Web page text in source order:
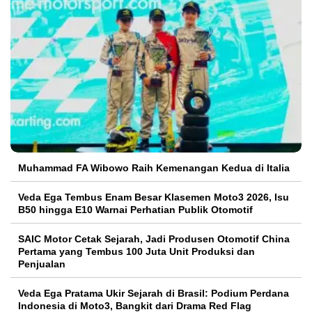
Muhammad FA Wibowo Raih Kemenangan Kedua di Italia
Veda Ega Tembus Enam Besar Klasemen Moto3 2026, Isu
B50 hingga E10 Warnai Perhatian Publik Otomotif
SAIC Motor Cetak Sejarah, Jadi Produsen Otomotif China
Pertama yang Tembus 100 Juta Unit Produksi dan
Penjualan
Veda Ega Pratama Ukir Sejarah di Brasil: Podium Perdana
Indonesia di Moto3, Bangkit dari Drama Red Flag